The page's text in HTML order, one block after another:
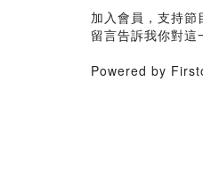
加入會員，支持節
留言告訴我你對這
Powered by